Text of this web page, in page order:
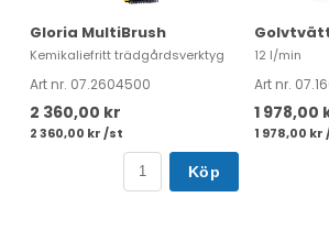
Gloria MultiBrush
Kemikaliefritt trädgårdsverktyg
Art nr. 07.2604500
2 360,00 kr
2 360,00 kr /st
Köp
12 l/min
Art nr.
1 978,00
1 978,00 kr